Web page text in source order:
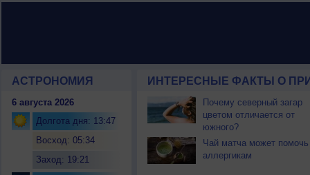
АСТРОНОМИЯ
6 августа 2026
Долгота дня: 13:47
Восход: 05:34
Заход: 19:21
ИНТЕРЕСНЫЕ ФАКТЫ О
Почему северный загар
цветом отличается от
южного?
Чай матча может помочь
аллергикам